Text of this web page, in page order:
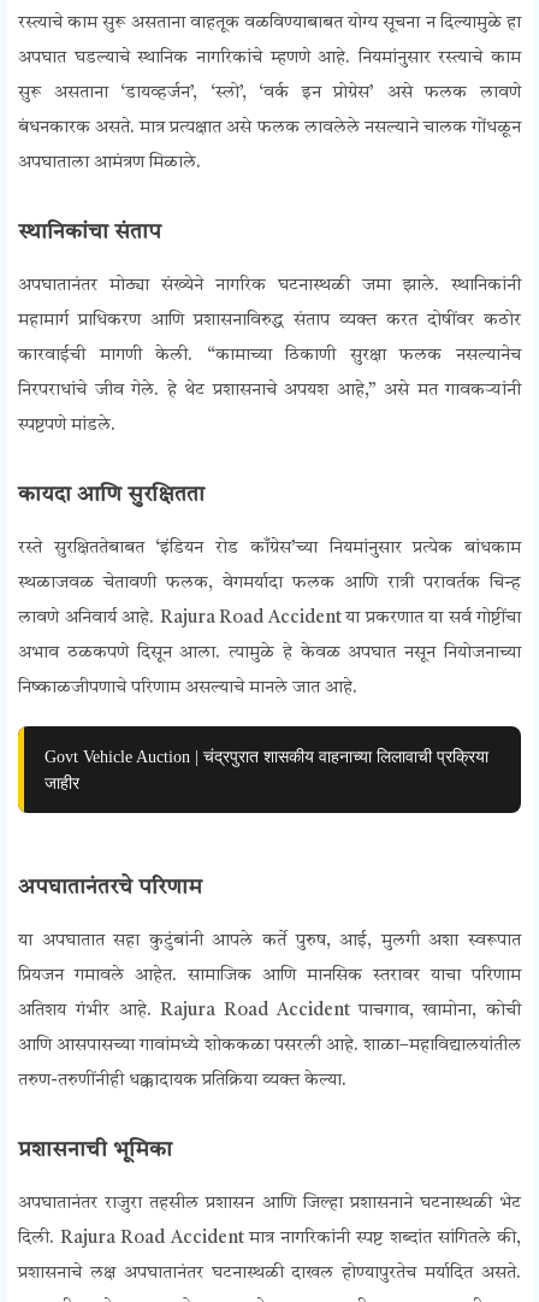
रस्त्याचे काम सुरू असताना वाहतूक वळविण्याबाबत योग्य सूचना न दिल्यामुळे हा
अपघात घडल्याचे स्थानिक नागरिकांचे म्हणणे आहे. नियमांनुसार रस्त्याचे काम
सुरू असताना ‘डायव्हर्जन’, ‘स्लो’, ‘वर्क इन प्रोग्रेस’ असे फलक लावणे
बंधनकारक असते. मात्र प्रत्यक्षात असे फलक लावलेले नसल्याने चालक गोंधळून
अपघाताला आमंत्रण मिळाले.
स्थानिकांचा संताप
अपघातानंतर मोठ्या संख्येने नागरिक घटनास्थळी जमा झाले. स्थानिकांनी
महामार्ग प्राधिकरण आणि प्रशासनाविरुद्ध संताप व्यक्त करत दोषींवर कठोर
कारवाईची मागणी केली. “कामाच्या ठिकाणी सुरक्षा फलक नसल्यानेच
निरपराधांचे जीव गेले. हे थेट प्रशासनाचे अपयश आहे,” असे मत गावकऱ्यांनी
स्पष्टपणे मांडले.
कायदा आणि सुरक्षितता
रस्ते सुरक्षिततेबाबत ‘इंडियन रोड काँग्रेस’च्या नियमांनुसार प्रत्येक बांधकाम
स्थळाजवळ चेतावणी फलक, वेगमर्यादा फलक आणि रात्री परावर्तक चिन्ह
लावणे अनिवार्य आहे. Rajura Road Accident या प्रकरणात या सर्व गोष्टींचा
अभाव ठळकपणे दिसून आला. त्यामुळे हे केवळ अपघात नसून नियोजनाच्या
निष्काळजीपणाचे परिणाम असल्याचे मानले जात आहे.
Govt Vehicle Auction | चंद्रपुरात शासकीय वाहनाच्या लिलावाची प्रक्रिया
जाहीर
अपघातानंतरचे परिणाम
या अपघातात सहा कुटुंबांनी आपले कर्ते पुरुष, आई, मुलगी अशा स्वरूपात
प्रियजन गमावले आहेत. सामाजिक आणि मानसिक स्तरावर याचा परिणाम
अतिशय गंभीर आहे. Rajura Road Accident पाचगाव, खामोना, कोची
आणि आसपासच्या गावांमध्ये शोककळा पसरली आहे. शाळा–महाविद्यालयांतील
तरुण-तरुणींनीही धक्कादायक प्रतिक्रिया व्यक्त केल्या.
प्रशासनाची भूमिका
अपघातानंतर राजुरा तहसील प्रशासन आणि जिल्हा प्रशासनाने घटनास्थळी भेट
दिली. Rajura Road Accident मात्र नागरिकांनी स्पष्ट शब्दांत सांगितले की,
प्रशासनाचे लक्ष अपघातानंतर घटनास्थळी दाखल होण्यापुरतेच मर्यादित असते.